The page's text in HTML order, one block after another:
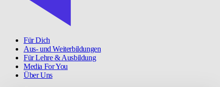
Für Dich
Aus- und Weiterbildungen
Für Lehre & Ausbildung
Media For You
Über Uns